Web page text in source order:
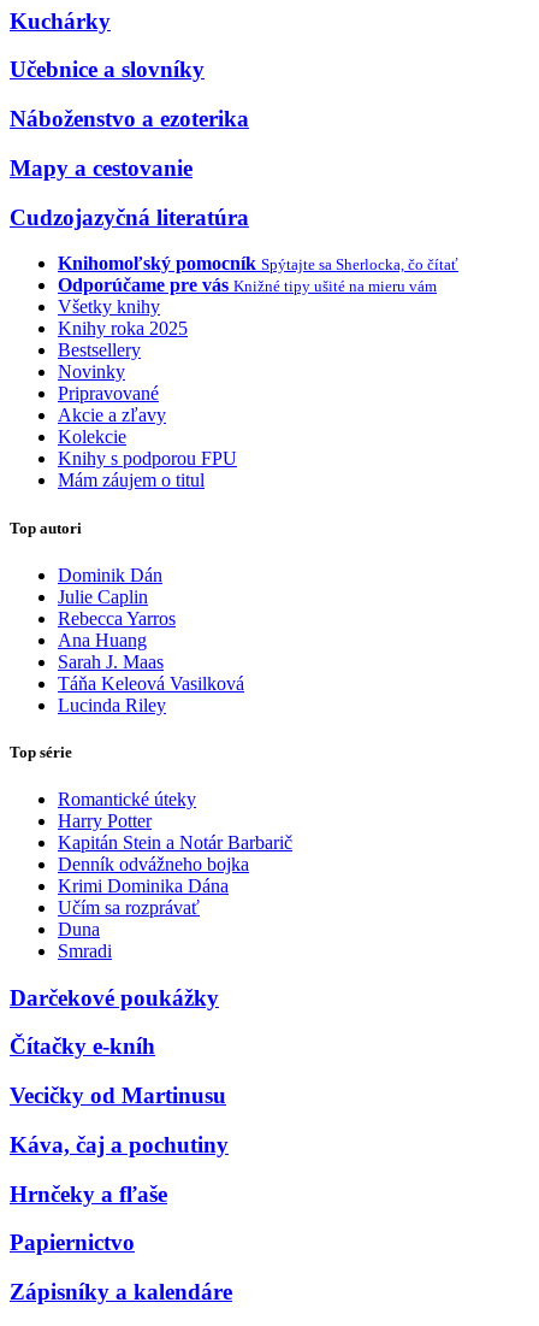
Kuchárky
Učebnice a slovníky
Náboženstvo a ezoterika
Mapy a cestovanie
Cudzojazyčná literatúra
Knihomoľský pomocník Spýtajte sa Sherlocka, čo čítať
Odporúčame pre vás Knižné tipy ušité na mieru vám
Všetky knihy
Knihy roka 2025
Bestsellery
Novinky
Pripravované
Akcie a zľavy
Kolekcie
Knihy s podporou FPU
Mám záujem o titul
Top autori
Dominik Dán
Julie Caplin
Rebecca Yarros
Ana Huang
Sarah J. Maas
Táňa Keleová Vasilková
Lucinda Riley
Top série
Romantické úteky
Harry Potter
Kapitán Stein a Notár Barbarič
Denník odvážneho bojka
Krimi Dominika Dána
Učím sa rozprávať
Duna
Smradi
Darčekové poukážky
Čítačky e-kníh
Vecičky od Martinusu
Káva, čaj a pochutiny
Hrnčeky a fľaše
Papiernictvo
Zápisníky a kalendáre